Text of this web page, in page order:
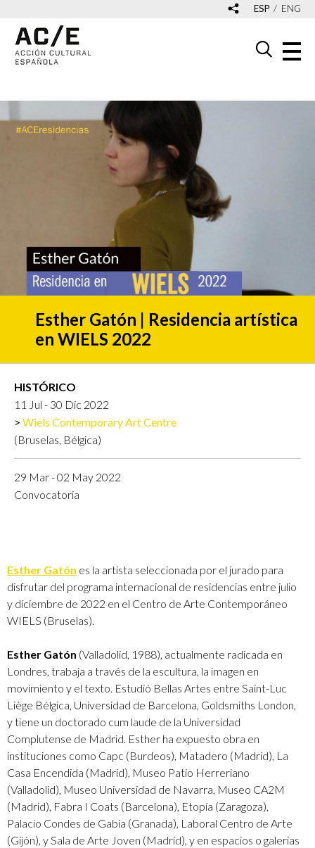
ESP ENG
Esther Gatón | Residencia artística
en WIELS 2022
HISTÓRICO
11 Jul - 30 Dic 2022
Wiels Contemporary Art Centre
(Bruselas, Bélgica)
29 Mar - 02 May 2022
Convocatoria
Esther Gatón es la artista seleccionada por el jurado para
disfrutar del programa internacional de residencias entre julio
y diciembre de 2022 en el Centro de Arte Contemporáneo
WIELS (Bruselas).
Esther Gatón (Valladolid, 1988), actualmente radicada en
Londres, trabaja a través de la escultura, la imagen en
movimiento y el texto. Estudió Bellas Artes entre Saint-Luc
Liège Bélgica, Universidad de Barcelona, Goldsmiths London,
y tiene un doctorado cum laude de la Universidad
Complutense de Madrid. Esther ha expuesto obra en
instituciones como Capc (Burdeos), Matadero (Madrid), La
Casa Encendida (Madrid), Museo Patio Herreriano
(Valladolid), Museo Universidad de Navarra, Museo CA2M
(Madrid), Fabra I Coats (Barcelona), Etopía (Zaragoza),
Palacio Condes de Gabia (Granada), Laboral Centro de Arte
(Gijón), y Sala de Arte Joven (Madrid), y en espacios o galerías